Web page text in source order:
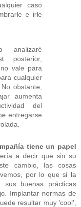
caso
e irle
analizaré
posterior,
vale para
cualquier
obstante,
aumenta
del
entregarse
tiene un papel
a decir que sin su
cambio, las cosas
por lo que si la
buenas prácticas
Implantar normas de
resultar muy 'cool',